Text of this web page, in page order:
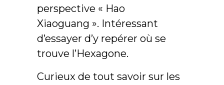
perspective « Hao
Xiaoguang ». Intéressant
d’essayer d’y repérer où se
trouve l’Hexagone.
Curieux de tout savoir sur les